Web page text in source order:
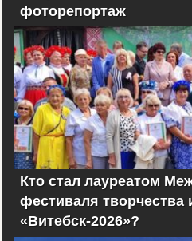
фоторепортаж
Кто стал лауреатом
фестиваля творчества
«Витебск-2026»?